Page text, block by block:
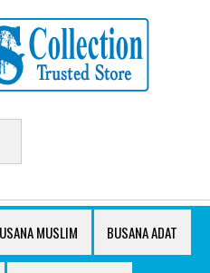
MUSLIM BUSANA ADAT